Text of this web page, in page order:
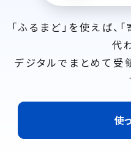
「ふるまど」を使えば、
代
デジタルでまとめて受
使